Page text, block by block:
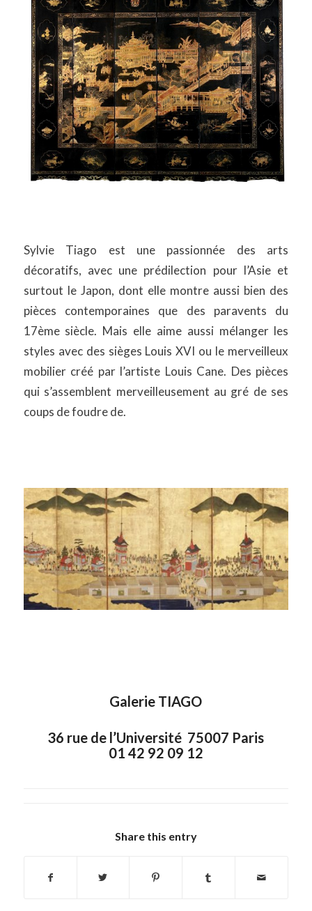
Sylvie Tiago est une passionnée des arts
décoratifs, avec une prédilection pour l’Asie et
surtout le Japon, dont elle montre aussi bien des
pièces contemporaines que des paravents du
17ème siècle. Mais elle aime aussi mélanger les
styles avec des sièges Louis XVI ou le merveilleux
mobilier créé par l’artiste Louis Cane. Des pièces
qui s’assemblent merveilleusement au gré de ses
coups de foudre de.
Galerie TIAGO
36 rue de l’Université 75007 Paris
01 42 92 09 12
Share this entry